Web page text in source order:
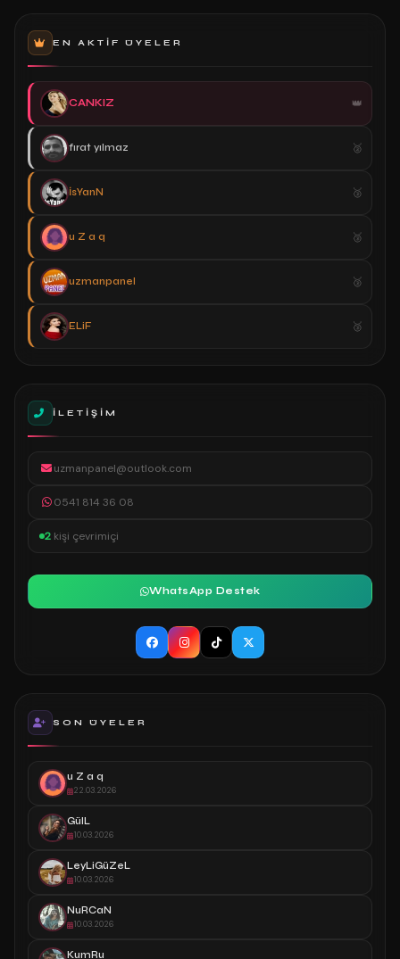
EN AKTIF ÜYELER
CANKIZ
fırat yılmaz
İsYanN
u Z a q
uzmanpanel
ELiF
İLETIŞIM
uzmanpanel@outlook.com
0541 814 36 08
2 kişi çevrimiçi
WhatsApp Destek
SON ÜYELER
u Z a q
22.03.2026
GülL
10.03.2026
LeyLiGüZeL
10.03.2026
NuRCaN
10.03.2026
KumRu